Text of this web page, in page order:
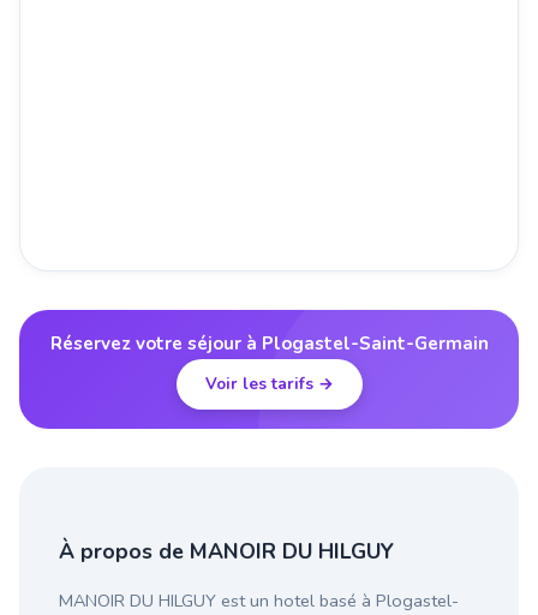
Réservez votre séjour à Plogastel-Saint-Germain
Voir les tarifs →
À propos de MANOIR DU HILGUY
MANOIR DU HILGUY est un hotel basé à Plogastel-